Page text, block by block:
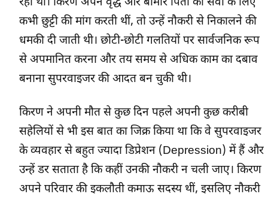
कभी छुट्टी की मांग करती थीं, तो उन्हें नौकरी से निकालने की
धमकी दी जाती थी। छोटी-छोटी गलतियों पर सार्वजनिक रूप
से अपमानित करना और तय समय से अधिक काम का दबाव
बनाना सुपरवाइजर की आदत बन चुकी थी।
किरण ने अपनी मौत से कुछ दिन पहले अपनी कुछ करीबी
सहेलियों से भी इस बात का जिक्र किया था कि वे सुपरवाइजर
के व्यवहार से बहुत ज्यादा डिप्रेशन (Depression) में हैं और
उन्हें डर सताता है कि कहीं उनकी नौकरी न चली जाए। किरण
अपने परिवार की इकलौती कमाऊ सदस्य थीं, इसलिए नौकरी